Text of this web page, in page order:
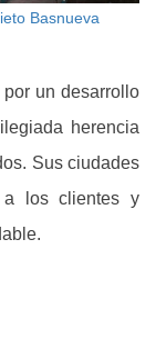
Basnueva
un desarrollo
herencia
Sus ciudades
a los clientes y